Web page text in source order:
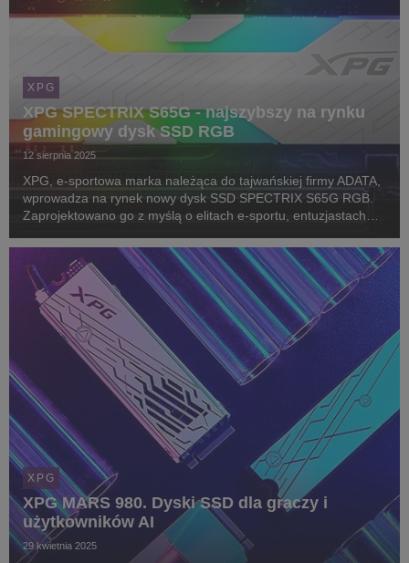
XPG
XPG SPECTRIX S65G - najszybszy na rynku
gamingowy dysk SSD RGB
12 sierpnia 2025
XPG, e-sportowa marka należąca do tajwańskiej firmy ADATA,
wprowadza na rynek nowy dysk SSD SPECTRIX S65G RGB.
Zaprojektowano go z myślą o elitach e-sportu, entuzjastach
rozszerzenie pamięci dla konsol PlayStation 5.
XPG
XPG MARS 980. Dyski SSD dla graczy i
użytkowników AI
29 kwietnia 2025